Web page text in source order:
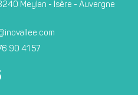
Meylan - Isère - Auvergne
90 41 57